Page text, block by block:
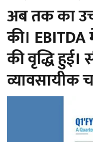
अब तक का
की।
की वृद्धि हुई।
व्यावसायीक